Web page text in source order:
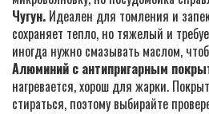
Чугун. Идеален для томления и
сохраняет тепло, но тяжелый и
иногда нужно смазывать маслом,
Алюминий с антипригарным
нагревается, хорош для жарки.
стираться, поэтому выбирайте